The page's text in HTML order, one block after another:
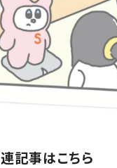
記事はこちら